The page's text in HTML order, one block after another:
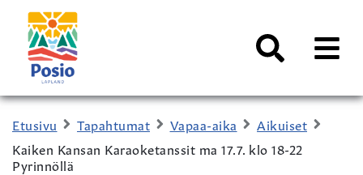
Siirry sisältöön
Kaupungin
logo
AVAA
Etusivu Tapahtumat Vapaa-aika
Aikuiset
Kaiken Kansan Karaoketanssit ma 17.7. klo 18-22
Pyrinnöllä